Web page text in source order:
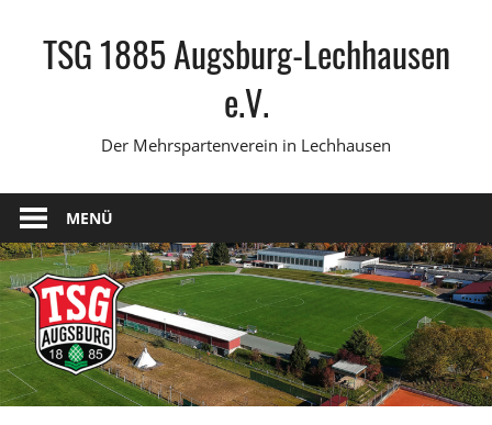
springenTSG 1885 Augsburg-Lechhausen
e.V.
Der Mehrspartenverein in Lechhausen
MENÜ